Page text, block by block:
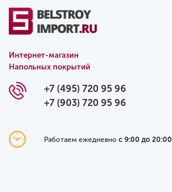
Интернет-магазин
Напольных покрытий
+7 (495) 720 95 96
+7 (903) 720 95 96
Работаем ежедневно с 9:00 до 20:00